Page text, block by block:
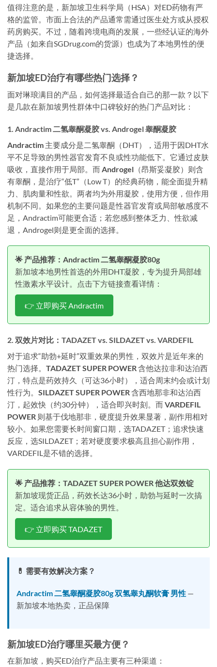
值得注意的是，新加坡卫生科学局（HSA）对ED药物有严
格的监管。市面上合法的产品通常需通过医生处方或从授权
药房购买。不过，随着跨境电商的发展，一些经认证的海外
产品（如来自SGDrug.com的货源）也成为了本地男性的便
捷选择。
新加坡ED治疗有哪些热门选择？
面对琳琅满目的产品，如何选择最适合自己的那一款？以下
是几款在新加坡男性群体中口碑较好的热门产品对比：
1. Andractim 二氢睾酮凝胶 vs. Androgel 睾酮凝胶
Andractim 主要成分是二氢睾酮（DHT），适用于因DHT水
平不足导致的男性器官发育不良或性功能低下。它通过皮肤
吸收，直接作用于局部。而 Androgel （昂斯妥凝胶）则含
有睾酮，是治疗“低T”（Low T）的经典药物，能全面提升精
力、肌肉量和性欲。两者均为外用凝胶，使用方便，但作用
机制不同。如果您的主要问题是性器官发育或局部敏感度不
足，Andractim可能更合适；若您感到整体乏力、性欲减
退，Androgel则是更全面的选择。
🌟 产品推荐：Andractim 二氢睾酮凝胶80g
新加坡本地男性首选的外用DHT凝胶，专为提升局部雄
性激素水平设计。点击下方链接查看详情：
👉 立即购买 Andractim
2. 双效片对比：TADAZET vs. SILDAZET vs. VARDEFIL
对于追求“助勃+延时”双重效果的男性，双效片是近年来的
热门选择。 TADAZET SUPER POWER含他达拉非和达泊西
汀，特点是药效持久（可达36小时），适合周末约会或计划
性行为。 SILDAZET SUPER POWER含西地那非和达泊西
汀，起效快（约30分钟），适合即兴时刻。而 VARDEFIL
POWER 则基于伐地那非，硬度提升效果显著，副作用相对
较小。如果您需要长时间窗口期，选TADAZET；追求快速
反应，选SILDAZET；若对硬度要求极高且担心副作用，
VARDEFIL是不错的选择。
🌟 产品推荐：TADAZET SUPER POWER 他达双效锭
新加坡现货正品，药效长达36小时，助勃与延时一次搞
定。适合追求从容体验的男性。
👉 立即购买 TADAZET
💊 需要有效解决方案？
Andractim 二氢睾酮凝胶80g 双氢睾丸酮软膏 男性 —
新加坡本地热卖，正品保障
新加坡ED治疗哪里买最方便？
在新加坡，购买ED治疗产品主要有三种渠道：